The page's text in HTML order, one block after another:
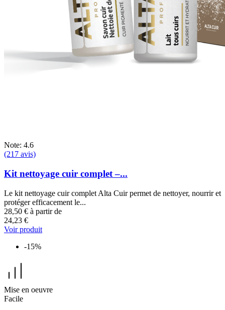
Note: 4.6
(217 avis)
Kit nettoyage cuir complet –...
Le kit nettoyage cuir complet Alta Cuir permet de nettoyer, nourrir et
protéger efficacement le...
28,50 € à partir de
24,23 €
Voir produit
-15%
Mise en oeuvre
Facile